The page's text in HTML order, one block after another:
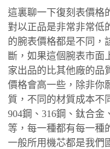
這裏聊一下復刻表價格
對以正品是非常非常低
的腕表價格都是不同，
斷，如果這個腕表市面
家出品的比其他廠的品
價格會高一些，除非你
質，不同的材質成本不
904鋼、316鋼、鈦合
等，每一種都有每一種
一般所用機芯都是我們